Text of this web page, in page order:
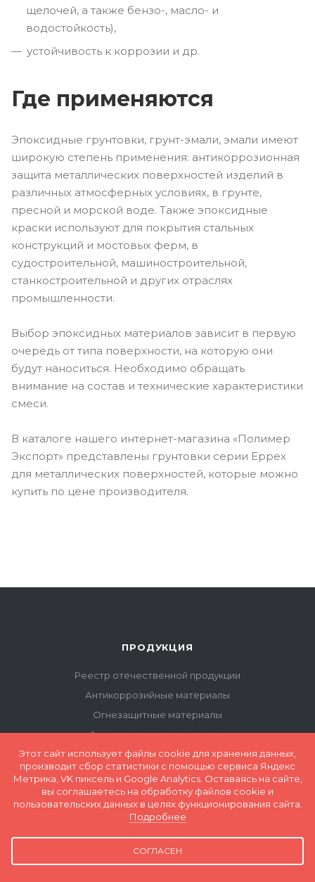
щелочей, а также бензо-, масло- и
водостойкость),
устойчивость к коррозии и др.
Где применяются
Эпоксидные грунтовки, грунт-эмали, эмали имеют
широкую степень применения: антикоррозионная
защита металлических поверхностей изделий в
различных атмосферных условиях, в грунте,
пресной и морской воде. Также эпоксидные
краски используют для покрытия стальных
конструкций и мостовых ферм, в
судостроительной, машиностроительной,
станкостроительной и других отраслях
промышленности.
Выбор эпоксидных материалов зависит в первую
очередь от типа поверхности, на которую они
будут наноситься. Необходимо обращать
внимание на состав и технические характеристики
смеси.
В каталоге нашего интернет-магазина «Полимер
Экспорт» представлены грунтовки серии Eppex
для металлических поверхностей, которые можно
купить по цене производителя.
ПРОДУКЦИЯ
Реестр отечественной продукции
Антикоррозийные материалы
Огнезащитные материалы
Антивандальные материалы
Полимерные (наливные) полы
Материалы для бетона
Материалы для древесины
Теплоизоляционные краски
Материалы по типу окрашиваемой поверхности
Этот сайт использует файлы cookie для хранения данных,
производит сбор статистики с помощью сервиса Яндекс
Метрика, VK пиксель и Google Analytics. Оставаясь на сайте,
вы соглашаетесь на обработку файлов cookie и
пользовательских данных в целях функционирования сайта.
Подробнее
СОГЛАСЕН